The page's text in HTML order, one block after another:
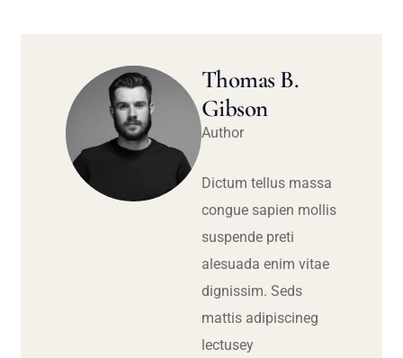
Thomas B.
Gibson
Author
Dictum tellus massa
congue sapien mollis
suspende preti
alesuada enim vitae
dignissim. Seds
mattis adipiscineg
lectusey